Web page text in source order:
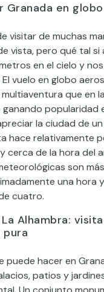
Granada en globo
visitar de muchas
vista, pero qué tal si
en el cielo y
vuelo en globo
que en
ganando popularidad
la ciudad de
hace relativamente
cerca de la hora del
son
una hora
cuatro.
Alhambra:
puede hacer en
patios y